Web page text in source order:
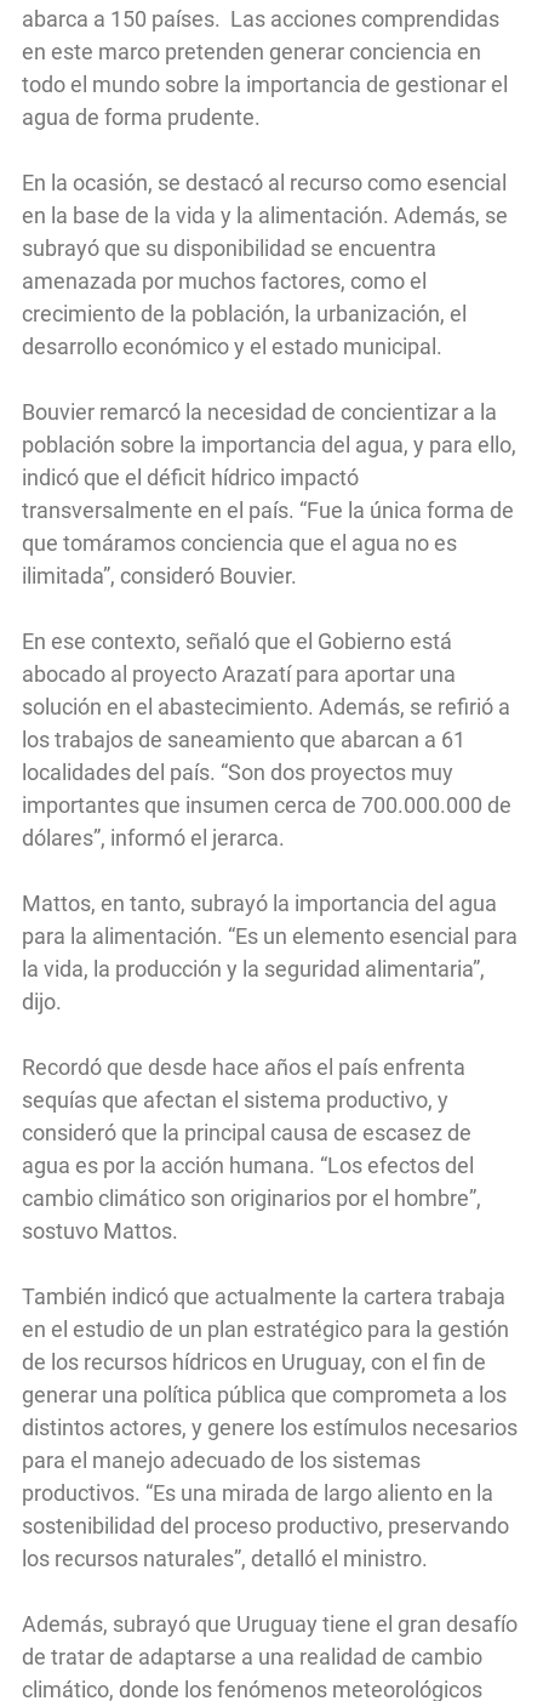
abarca a 150 países. Las acciones comprendidas
en este marco pretenden generar conciencia en
todo el mundo sobre la importancia de gestionar el
agua de forma prudente.
En la ocasión, se destacó al recurso como esencial
en la base de la vida y la alimentación. Además, se
subrayó que su disponibilidad se encuentra
amenazada por muchos factores, como el
crecimiento de la población, la urbanización, el
desarrollo económico y el estado municipal.
Bouvier remarcó la necesidad de concientizar a la
población sobre la importancia del agua, y para ello,
indicó que el déficit hídrico impactó
transversalmente en el país. “Fue la única forma de
que tomáramos conciencia que el agua no es
ilimitada”, consideró Bouvier.
En ese contexto, señaló que el Gobierno está
abocado al proyecto Arazatí para aportar una
solución en el abastecimiento. Además, se refirió a
los trabajos de saneamiento que abarcan a 61
localidades del país. “Son dos proyectos muy
importantes que insumen cerca de 700.000.000 de
dólares”, informó el jerarca.
Mattos, en tanto, subrayó la importancia del agua
para la alimentación. “Es un elemento esencial para
la vida, la producción y la seguridad alimentaria”,
dijo.
Recordó que desde hace años el país enfrenta
sequías que afectan el sistema productivo, y
consideró que la principal causa de escasez de
agua es por la acción humana. “Los efectos del
cambio climático son originarios por el hombre”,
sostuvo Mattos.
También indicó que actualmente la cartera trabaja
en el estudio de un plan estratégico para la gestión
de los recursos hídricos en Uruguay, con el fin de
generar una política pública que comprometa a los
distintos actores, y genere los estímulos necesarios
para el manejo adecuado de los sistemas
productivos. “Es una mirada de largo aliento en la
sostenibilidad del proceso productivo, preservando
los recursos naturales”, detalló el ministro.
Además, subrayó que Uruguay tiene el gran desafío
de tratar de adaptarse a una realidad de cambio
climático, donde los fenómenos meteorológicos